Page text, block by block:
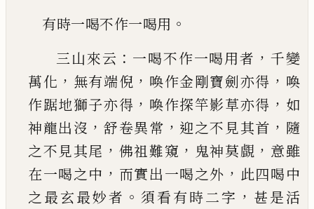
有時一喝不作一喝用 。
三山來云 ： 一喝不作一喝用者 ， 千變
萬化 ， 無有端倪 ， 喚作金剛寶劍亦得 ， 喚
作踞地獅子亦得 ， 喚作探竿影草亦得 ， 如
神龍出沒 ，舒卷異常 ， 迎之不見其首 ， 隨
之不見其尾 ， 佛祖難窺 ， 鬼神莫覰 ， 意雖
在一喝之中 ， 而實出一喝之外 ， 此四喝中
之最玄最妙者 。 須看有時二字 ， 甚是活